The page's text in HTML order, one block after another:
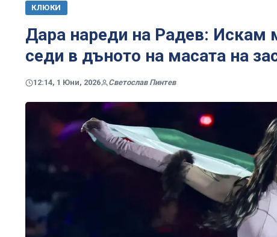
КЛЮКИ
Дара нареди на Радев: Искам
седи в дъното на масата на
12:14, 1 Юни, 2026 Светослав Пинтев